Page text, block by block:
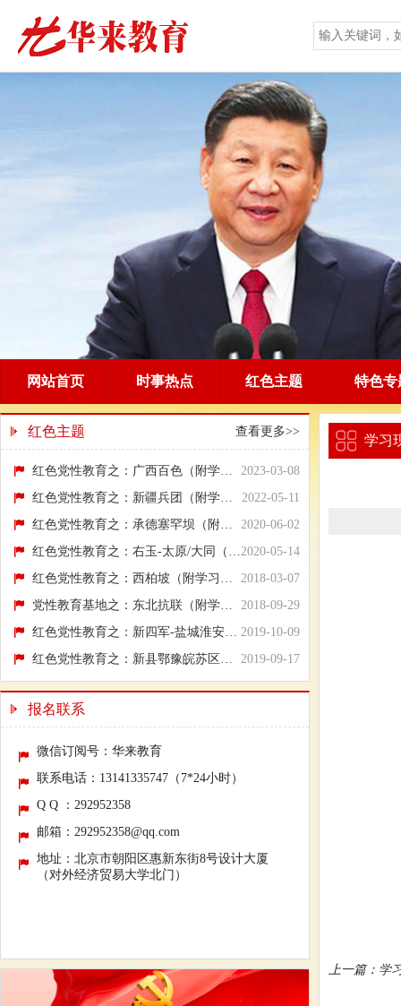
网站首页 时事热点 红色主题 特色专
红色主题 查看更多>>
2023-03-08
红色党性教育之：广西百色（附学习行程方案）
2022-05-11
红色党性教育之：新疆兵团（附学习行程方案）
2020-06-02
红色党性教育之：承德塞罕坝（附学习行程方案）
2020-05-14
红色党性教育之：右玉-太原/大同（附学习行...
2018-03-07
红色党性教育之：西柏坡（附学习行程方案）
2018-09-29
党性教育基地之：东北抗联（附学习行程方案）
2019-10-09
红色党性教育之：新四军-盐城淮安（附学习行...
2019-09-17
红色党性教育之：新县鄂豫皖苏区（附学习行...
报名联系
微信订阅号：华来教育
联系电话：13141335747（7*24小时）
Q Q ：292952358
邮箱：292952358@qq.com
地址：北京市朝阳区惠新东街8号设计大厦
（对外经济贸易大学北门）
学习
上一篇： 学